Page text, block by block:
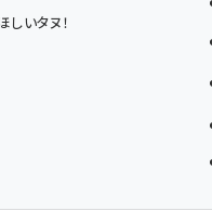
いタヌ！